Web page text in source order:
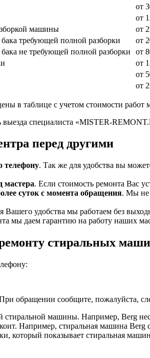
от
от
машины
от
требующей полной разборки
от
не требующей полной разборки
от
от
от
от
в таблице с учетом стоимости работ
специалиста «MISTER-
перед другими
телефону. Так же для удобства вы
мастера. Если стоимость ремонта Вас
суток с момента обращения. Мы не
Вашего удобства мы работаем без
мы даем гарантию на работу наших
стиральных
При обращении сообщите, пожалуйста,
стиральной машины. Например, Berg
Например, стиральная машина
который показывает стиральная